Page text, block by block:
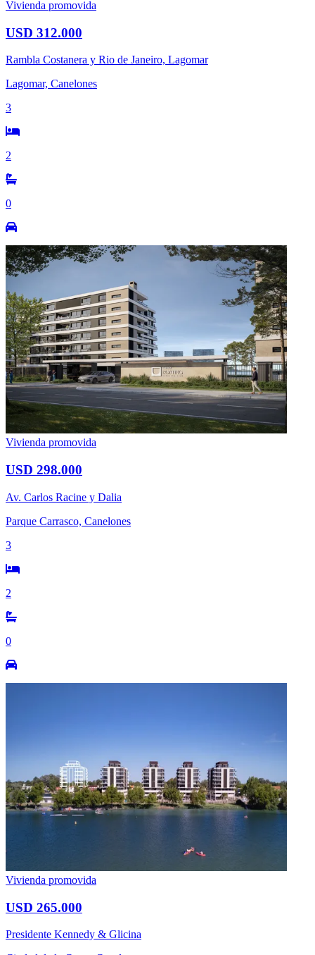
Vivienda promovida
USD 312.000
Rambla Costanera y Rio de Janeiro, Lagomar
Lagomar, Canelones
3
2
0
Vivienda promovida
USD 298.000
Av. Carlos Racine y Dalia
Parque Carrasco, Canelones
3
2
0
Vivienda promovida
USD 265.000
Presidente Kennedy & Glicina